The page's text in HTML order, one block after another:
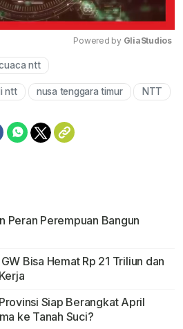
Powered by GliaStudios
ntt
ntt nusa tenggara timur NTT
Peran Perempuan Bangun
Bisa Hemat Rp 21 Triliun dan
Siap Berangkat April
ke Tanah Suci?